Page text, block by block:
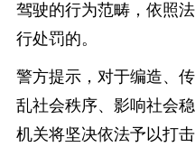
驾驶的行为范畴，依照
行处罚的。
警方提示，对于编造、
乱社会秩序、影响社会
机关将坚决依法予以打